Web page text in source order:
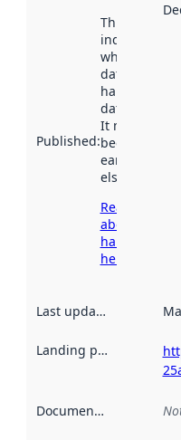
Published:
This date
indicates
when the
dataset was
harvested by
data.norge.no.
It may have
been available
earlier
elsewhere.
Read more
about
harvesting
here
Last updated
Landing page
Documentation